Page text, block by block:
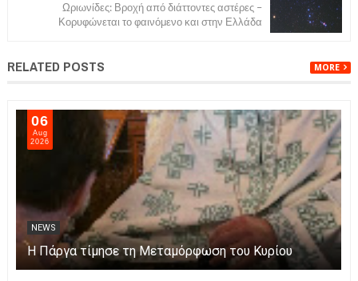
Ωριωνίδες: Βροχή από διάττοντες αστέρες –
Κορυφώνεται το φαινόμενο και στην Ελλάδα
RELATED POSTS MORE
06
Aug
2026
NEWS
Η Πάργα τίμησε τη Μεταμόρφωση του Κυρίου